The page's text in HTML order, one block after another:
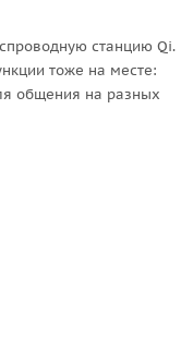
станцию Qi.
тоже на месте:
общения на разных